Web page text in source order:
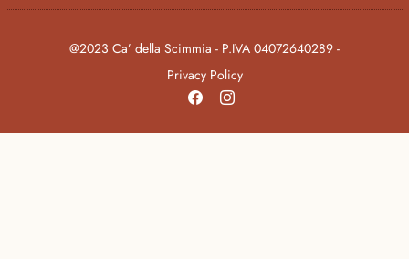
@2023 Ca’ della Scimmia - P.IVA 04072640289 -
Privacy Policy